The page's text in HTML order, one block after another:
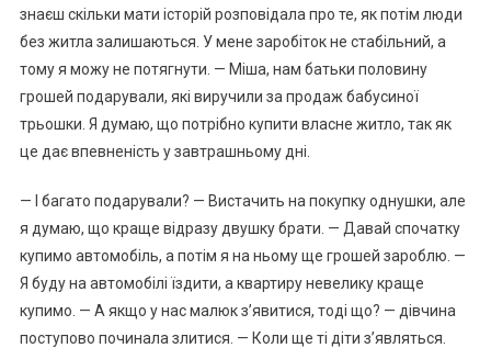
знаєш скільки мати історій розповідала про те, як потім люди
без житла залишаються. У мене заробіток не стабільний, а
тому я можу не потягнути. — Міша, нам батьки половину
грошей подарували, які виручили за продаж бабусиної
трьошки. Я думаю, що потрібно купити власне житло, так як
це дає впевненість у завтрашньому дні.
— І багато подарували? — Вистачить на покупку однушки, але
я думаю, що краще відразу двушку брати. — Давай спочатку
купимо автомобіль, а потім я на ньому ще грошей зароблю. —
Я буду на автомобілі їздити, а квартиру невелику краще
купимо. — А якщо у нас малюк з’явитися, тоді що? — дівчина
поступово починала злитися. — Коли ще ті діти з’являться.